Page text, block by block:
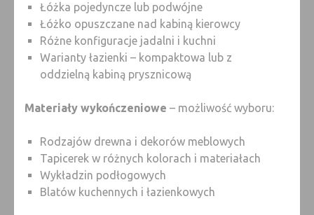
Łóżka pojedyncze lub podwójne
Łóżko opuszczane nad kabiną kierowcy
Różne konfiguracje jadalni i kuchni
Warianty łazienki – kompaktowa lub z
oddzielną kabiną prysznicową
Materiały wykończeniowe – możliwość wyboru:
Rodzajów drewna i dekorów meblowych
Tapicerek w różnych kolorach i materiałach
Wykładzin podłogowych
Blatów kuchennych i łazienkowych